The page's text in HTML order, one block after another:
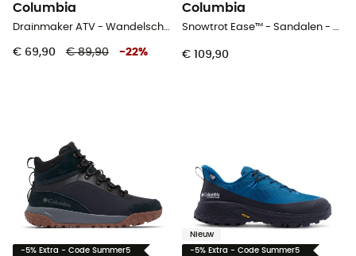
Columbia
Drainmaker ATV - Wandelschoenen - Heren
€ 69,90 € 89,90 -22%
Columbia
Snowtrot Ease™ - Sandalen - Dames
€ 109,90
-5% Extra - Code Summer5
Nieuw
-5% Extra - Code Summer5